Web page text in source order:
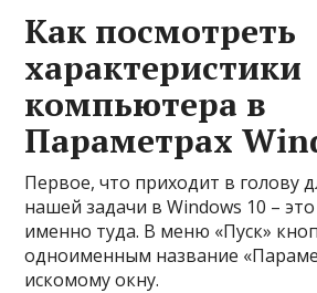
Как посмотреть
характеристики
компьютера в
Параметрах
Первое, что приходит в голову
нашей задачи в Windows 10 –
именно туда. В меню «Пуск»
одноименным название
искомому окну.